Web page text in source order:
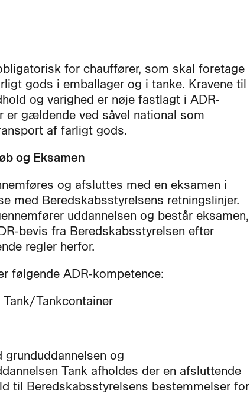
for chauffører, som skal foretage
gods i emballager og i tanke. Kravene til
og varighed er nøje fastlagt i ADR-
er gældende ved såvel national som
af farligt gods.
og Eksamen
og afsluttes med en eksamen i
med Beredskabsstyrelsens retningslinjer.
uddannelsen og består eksamen,
bevis fra Beredskabsstyrelsen efter
regler herfor.
følgende ADR-kompetence:
Tankcontainer
grunduddannelsen og
Tank afholdes der en afsluttende
til Beredskabsstyrelsens bestemmelser for